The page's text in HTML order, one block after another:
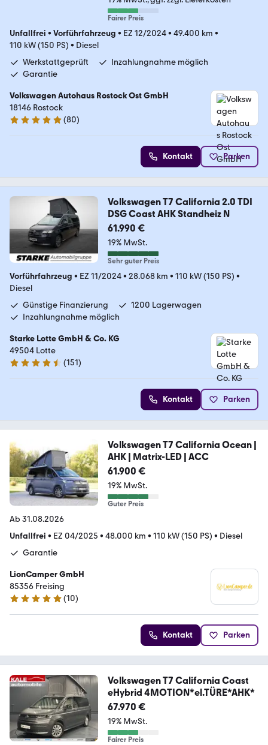
Fairer Preis
Unfallfrei • Vorführfahrzeug • EZ 12/2024• 49.400 km •
110 kW (150 PS) • Diesel
Werkstattgeprüft
Inzahlungnahme möglich
Garantie
Volkswagen Autohaus Rostock Ost GmbH
18146 Rostock
4.9 Sterne
(80)
Kontakt Parken
Volkswagen T7 California 2.0 TDI
DSG Coast AHK Standheiz N
61.990 €
19% MwSt.
Sehr guter Preis
Vorführfahrzeug • EZ 11/2024• 28.068 km • 110 kW (150 PS) •
Diesel
Günstige Finanzierung
1200 Lagerwagen
Inzahlungnahme möglich
Starke Lotte GmbH & Co. KG
49504 Lotte
4.4 Sterne
(151)
Kontakt Parken
Volkswagen T7 California Ocean |
AHK | Matrix-LED | ACC
61.900 €
19% MwSt.
Guter Preis
Ab 31.08.2026
Unfallfrei • EZ 04/2025 • 48.000 km • 110 kW (150 PS) • Diesel
Garantie
LionCamper GmbH
85356 Freising
4.9 Sterne
(10)
Kontakt Parken
Volkswagen T7 California Coast
eHybrid 4MOTION*el.TÜRE*AHK*
67.970 €
19% MwSt.
Fairer Preis